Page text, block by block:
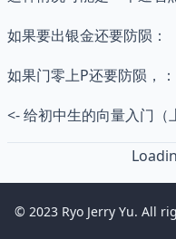
如果要出银金还要防陨：
如果门零上P还要防陨，：
<- 给初中生的向量入门（
© 2023 Ryo Jerry Yu. All